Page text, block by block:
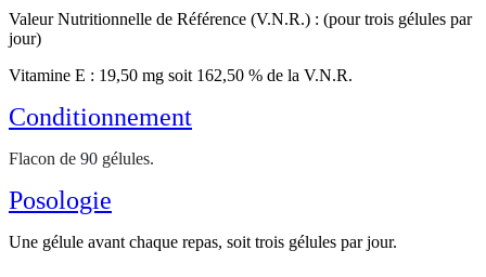
Valeur Nutritionnelle de Référence (V.N.R.) : (pour trois gélules par
jour)
Vitamine E : 19,50 mg soit 162,50 % de la V.N.R.
Conditionnement
Flacon de 90 gélules.
Posologie
Une gélule avant chaque repas, soit trois gélules par jour.